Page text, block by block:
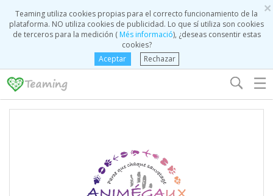
×
Teaming utiliza cookies propias para el correcto funcionamiento de la
plataforma. NO utiliza cookies de publicidad. Lo que sí utiliza son cookies
de terceros para la medición (Més informació), ¿deseas consentir estas
cookies?
Aceptar
Rechazar
☰